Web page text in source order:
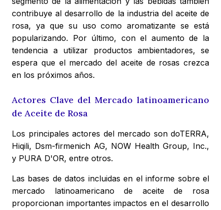
contribuye al desarrollo de la industria del aceite de
rosa, ya que su uso como aromatizante se está
popularizando. Por último, con el aumento de la
tendencia a utilizar productos ambientadores, se
espera que el mercado del aceite de rosas crezca
en los próximos años.
Actores Clave del Mercado latinoamericano
de Aceite de Rosa
Los principales actores del mercado son doTERRA,
Hiqili, Dsm-firmenich AG, NOW Health Group, Inc.,
y PURA D'OR, entre otros.
Las bases de datos incluidas en el informe sobre el
mercado latinoamericano de aceite de rosa
proporcionan importantes impactos en el desarrollo